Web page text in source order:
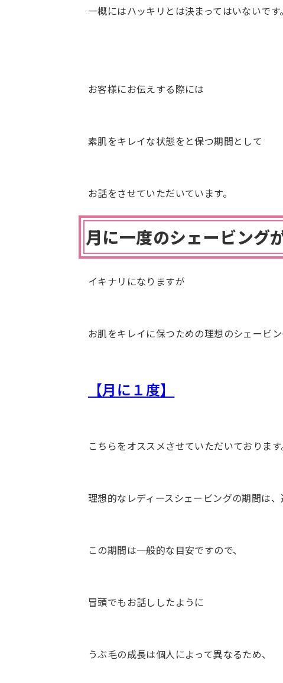
一概にはハッキリとは決まってはいないです。
お客様にお伝えする際には
素肌をキレイな状態をと保つ期間として
お話をさせていただいています。
月に一度のシェービング
イキナリになりますが
お肌をキレイに保つための理想のシェービ
【月に１度】
こちらをオススメさせていただいております
理想的なレディースシェービングの期間は、
この期間は一般的な目安ですので、
冒頭でもお話ししたように
うぶ毛の成長は個人によって異なるため、